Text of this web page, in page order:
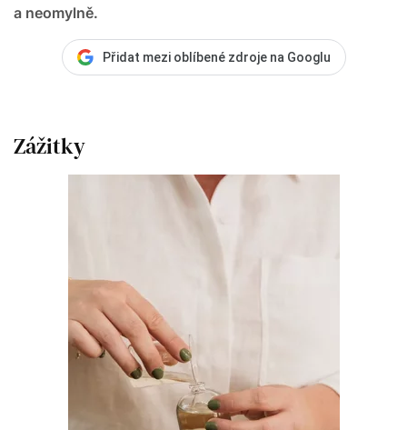
a neomylně.
Přidat mezi oblíbené zdroje na Googlu
Zážitky